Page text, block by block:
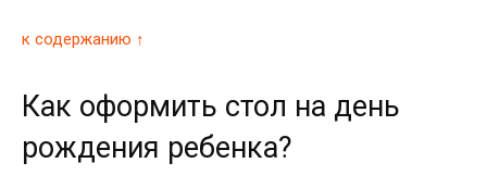
к содержанию ↑
Как оформить стол на день
рождения ребенка?